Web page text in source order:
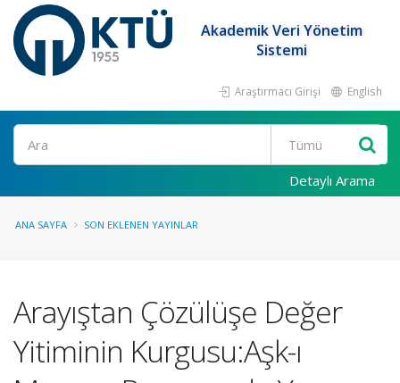
Akademik Veri Yönetim
Sistemi
Araştırmacı Girişi English
Ara
Detaylı Arama
ANA SAYFA SON EKLENEN YAYINLAR
Arayıştan Çözülüşe Değer
Yitiminin Kurgusu:Aşk-ı